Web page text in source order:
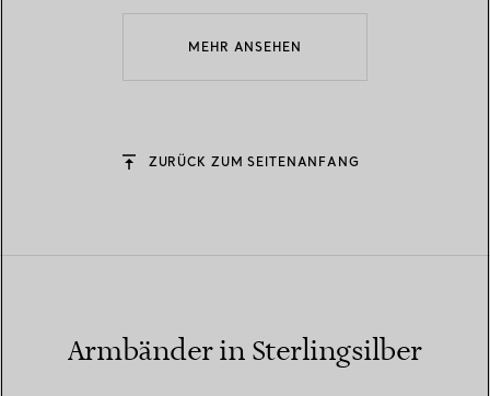
MEHR ANSEHEN
ZURÜCK ZUM SEITENANFANG
Armbänder in Sterlingsilber